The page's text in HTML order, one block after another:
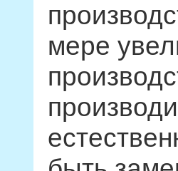
мере